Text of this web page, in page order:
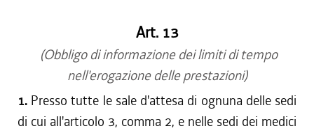
Art. 13
(Obbligo di informazione dei limiti di tempo
nell'erogazione delle prestazioni)
1. Presso tutte le sale d'attesa di ognuna delle sedi
di cui all'articolo 3, comma 2, e nelle sedi dei medici